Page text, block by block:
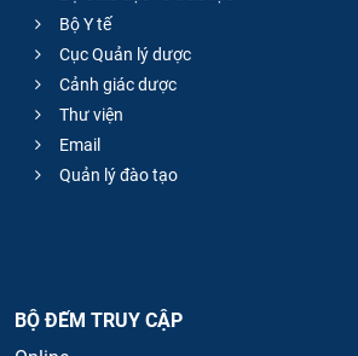
Bộ Y tế
Cục Quản lý dược
Cảnh giác dược
Thư viện
Email
Quản lý đào tạo
BỘ ĐẾM TRUY CẬP